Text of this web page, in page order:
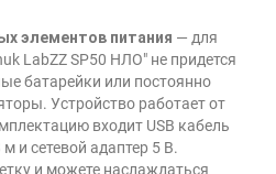
элементов питания — для
LabZZ SP50 НЛО" не придется
батарейки или постоянно
Устройство работает от
входит USB кабель
и сетевой адаптер 5 В.
и можете наслаждаться